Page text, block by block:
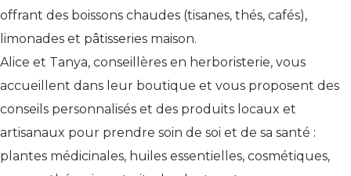
offrant des boissons chaudes (tisanes, thés, cafés),
limonades et pâtisseries maison.
Alice et Tanya, conseillères en herboristerie, vous
accueillent dans leur boutique et vous proposent des
conseils personnalisés et des produits locaux et
artisanaux pour prendre soin de soi et de sa santé :
plantes médicinales, huiles essentielles, cosmétiques,